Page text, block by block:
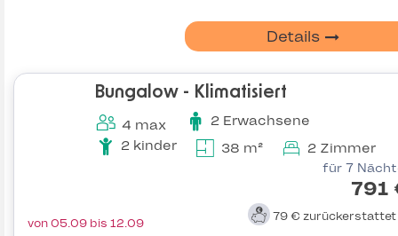
Details
Bungalow - Klimatisiert
4 max
2 Erwachsene
2 kinder
38 m² 2 Zimmer
für 7
791
79 € zurückerstattet
von 05.09 bis 12.09